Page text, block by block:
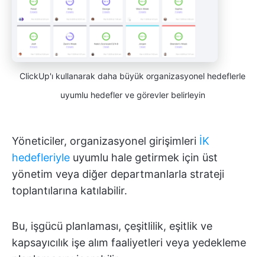
ClickUp'ı kullanarak daha büyük organizasyonel hedeflerle
uyumlu hedefler ve görevler belirleyin
Yöneticiler, organizasyonel girişimleri İK
hedefleriyle uyumlu hale getirmek için üst
yönetim veya diğer departmanlarla strateji
toplantılarına katılabilir.
Bu, işgücü planlaması, çeşitlilik, eşitlik ve
kapsayıcılık işe alım faaliyetleri veya yedekleme